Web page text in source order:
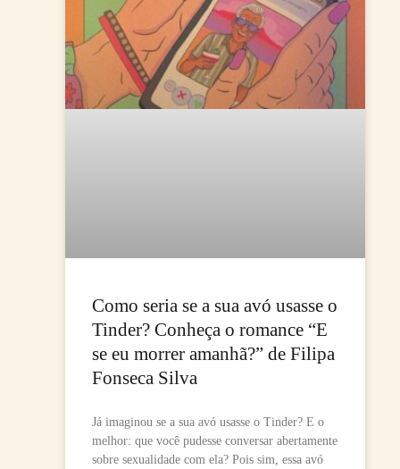
Como seria se a sua avó usasse o
Tinder? Conheça o romance “E
se eu morrer amanhã?” de Filipa
Fonseca Silva
Já imaginou se a sua avó usasse o Tinder? E o
melhor: que você pudesse conversar abertamente
sobre sexualidade com ela? Pois sim, essa avó